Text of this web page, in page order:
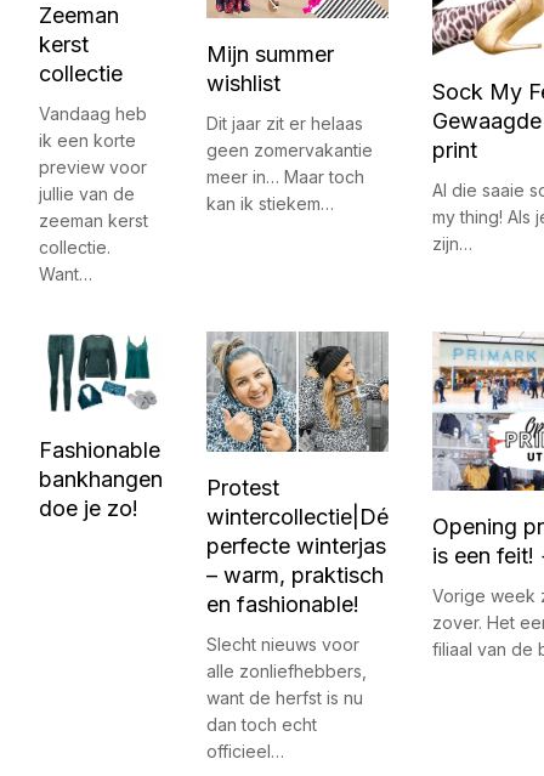
Zeeman
kerst
collectie
Vandaag heb
ik een korte
preview voor
jullie van de
zeeman kerst
collectie.
Want…
Mijn summer
wishlist
Dit jaar zit er helaas
geen zomervakantie
meer in… Maar toch
kan ik stiekem…
Sock My
print
Al die saaie
my thing! Als
zijn…
Fashionable
bankhangen
doe je zo!
Protest
wintercollectie|Dé
perfecte winterjas
– warm, praktisch
en fashionable!
Slecht nieuws voor
alle zonliefhebbers,
want de herfst is nu
dan toch echt
officieel…
Opening
is een feit!
Vorige week
zover. Het
filiaal van de